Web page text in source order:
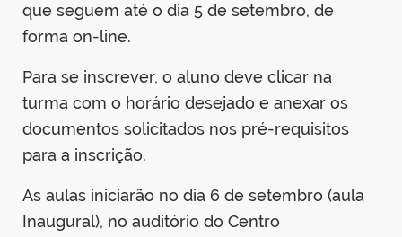
que seguem até o dia 5 de setembro, de
forma on-line.
Para se inscrever, o aluno deve clicar na
turma com o horário desejado e anexar os
documentos solicitados nos pré-requisitos
para a inscrição.
As aulas iniciarão no dia 6 de setembro (aula
Inaugural), no auditório do Centro